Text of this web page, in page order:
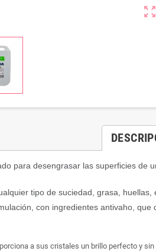
zoom_out_map
para desengrasar las superficies de
tipo de suciedad, grasa, huellas,
con ingredientes antivaho,
a sus cristales un brillo perfecto y